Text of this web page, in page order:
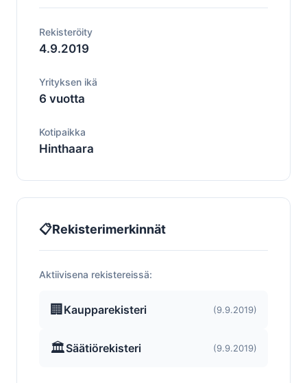
Rekisteröity
4.9.2019
Yrityksen ikä
6 vuotta
Kotipaikka
Hinthaara
📋Rekisterimerkinnät
Aktiivisena rekistereissä:
🏢 Kaupparekisteri (9.9.2019)
🏛️Säätiörekisteri (9.9.2019)